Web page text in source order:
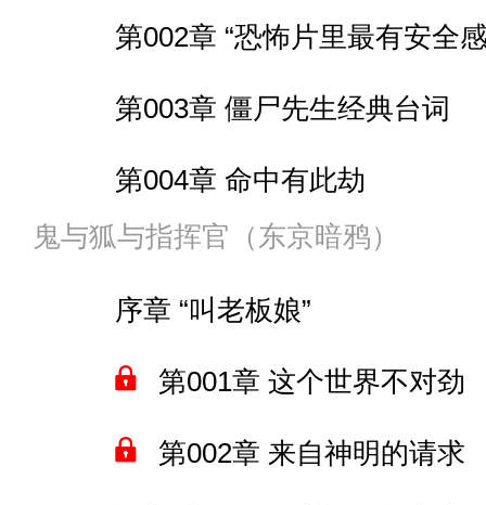
028 有意思的实验体
029 优化量产型？
030 指挥官一周休多少天
031 炮击下的意外收获
032 突袭的人选
033 小风波
034 钻地炸弹
第005章 席拉的舰装准备
后续内容预告
第006章 武侠世界后面发生了
第002章 “恐怖片里最有安全
第003章 僵尸先生经典台词
第004章 命中有此劫
第005章 到点该回去了，不
第006章 “法力较多的道术爱
第007章 “吓死鬼”
第008章 人招天灾
鬼与狐与指挥官（东京暗鸦）
序章 “叫老板娘”
第001章 这个世界不对劲
第002章 来自神明的请求